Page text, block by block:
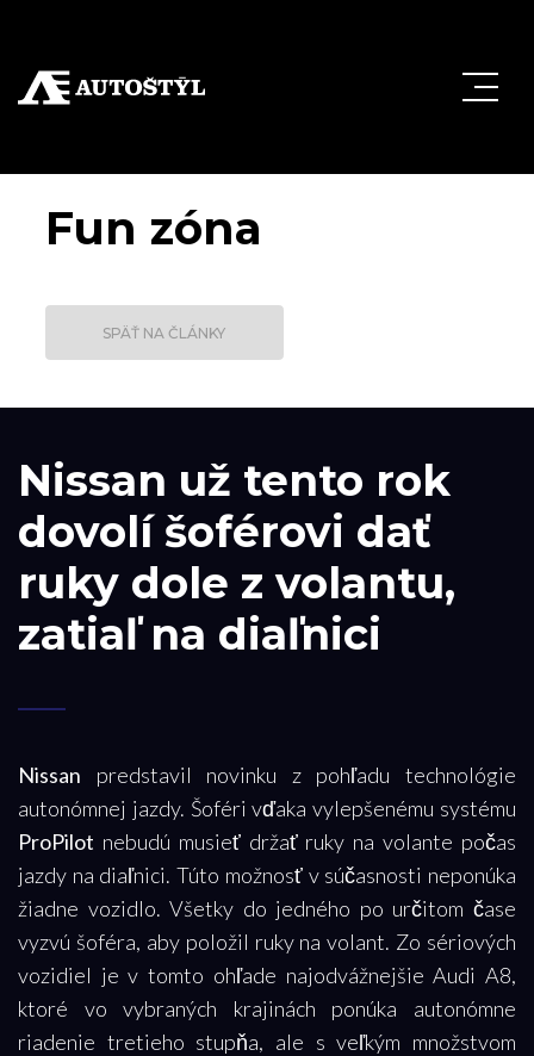
Fun zóna
SPÄŤ NA ČLÁNKY
Nissan už tento rok
dovolí šoférovi dať
ruky dole z volantu,
zatiaľ na diaľnici
Nissan predstavil novinku z pohľadu technológie
autonómnej jazdy. Šoféri vďaka vylepšenému systému
ProPilot nebudú musieť držať ruky na volante počas
jazdy na diaľnici. Túto možnosť v súčasnosti neponúka
žiadne vozidlo. Všetky do jedného po určitom čase
vyzvú šoféra, aby položil ruky na volant. Zo sériových
vozidiel je v tomto ohľade najodvážnejšie Audi A8,
ktoré vo vybraných krajinách ponúka autonómne
riadenie tretieho stupňa, ale s veľkým množstvom